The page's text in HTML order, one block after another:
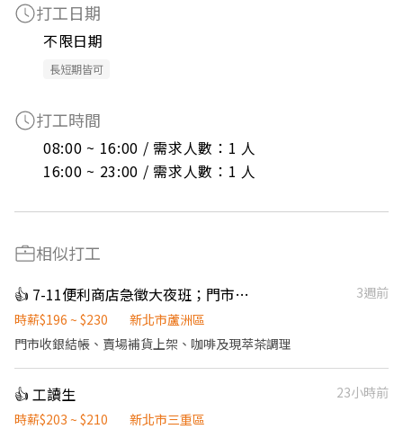
打工日期
不限日期
長短期皆可
打工時間
08:00 ~ 16:00 / 需求人數：1 人
16:00 ~ 23:00 / 需求人數：1 人
相似打工
👍 7-11便利商店急徵大夜班；門市長期工作夥伴早班；午班；大夜班
3週前
時薪$196 ~ $230
新北市蘆洲區
門市收銀結帳、賣場補貨上架、咖啡及現萃茶調理
👍 工讀生
23小時前
時薪$203 ~ $210
新北市三重區